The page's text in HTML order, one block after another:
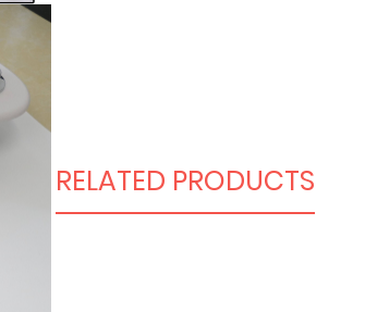
RELATED PRODUCTS